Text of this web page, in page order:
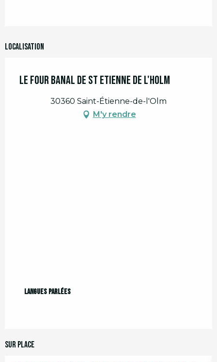
Localisation
Le Four Banal de St Etienne de l'Holm
30360 Saint-Étienne-de-l'Olm
M'y rendre
Langues parlées
Langues parlées
Sur place